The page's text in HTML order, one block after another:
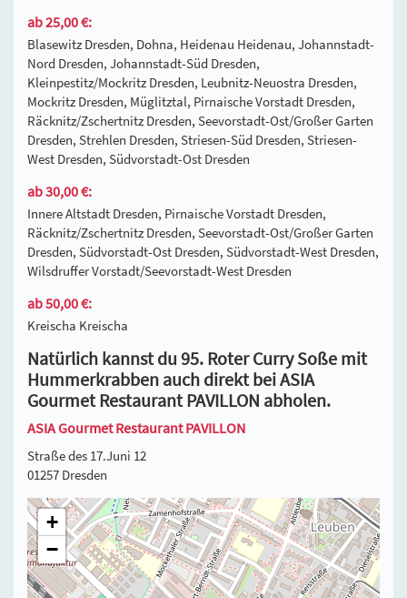
ab 25,00 €:
Blasewitz Dresden, Dohna, Heidenau Heidenau, Johannstadt-
Nord Dresden, Johannstadt-Süd Dresden,
Kleinpestitz/Mockritz Dresden, Leubnitz-Neuostra Dresden,
Mockritz Dresden, Müglitztal, Pirnaische Vorstadt Dresden,
Räcknitz/Zschertnitz Dresden, Seevorstadt-Ost/Großer Garten
Dresden, Strehlen Dresden, Striesen-Süd Dresden, Striesen-
West Dresden, Südvorstadt-Ost Dresden
ab 30,00 €:
Innere Altstadt Dresden, Pirnaische Vorstadt Dresden,
Räcknitz/Zschertnitz Dresden, Seevorstadt-Ost/Großer Garten
Dresden, Südvorstadt-Ost Dresden, Südvorstadt-West Dresden,
Wilsdruffer Vorstadt/Seevorstadt-West Dresden
ab 50,00 €:
Kreischa Kreischa
Natürlich kannst du 95. Roter Curry Soße mit
Hummerkrabben auch direkt bei ASIA
Gourmet Restaurant PAVILLON abholen.
ASIA Gourmet Restaurant PAVILLON
Straße des 17.Juni 12
01257 Dresden
+
−